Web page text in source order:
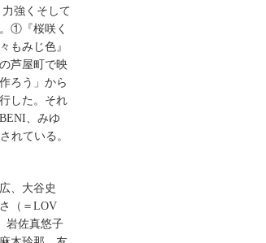
強くそして
①『桜咲く
もみじ色』
芦屋町で映
ろう」から
した。それ
、みゆ
れている。
、大谷史
（＝LOV
岩佐真悠子